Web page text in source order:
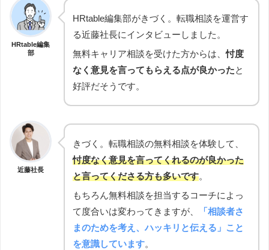
HRtable編集
部
HRtable編集部がきづく。転職相談を運営す
る近藤社長にインタビューしました。
無料キャリア相談を受けた方からは、忖度
なく意見を言ってもらえる点が良かったと
好評だそうです。
近藤社長
きづく。転職相談の無料相談を体験して、
忖度なく意見を言ってくれるのが良かった
と言ってくださる方も多いです。
もちろん無料相談を担当するコーチによっ
て度合いは変わってきますが、
「相談者さ
まのためを考え、ハッキリと伝える」こと
を意識しています。